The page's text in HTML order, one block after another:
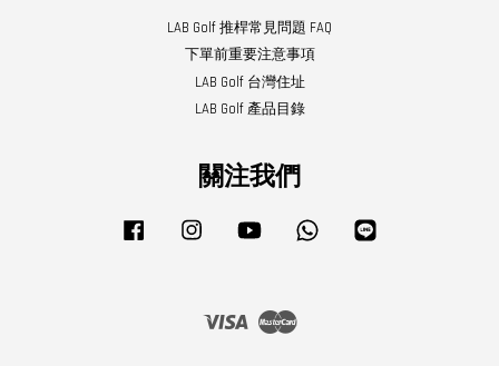
LAB Golf 推桿常見問題 FAQ
下單前重要注意事項
LAB Golf 台灣住址
LAB Golf 產品目錄
關注我們
Facebook Instagram YouTube Whatsapp
Visa Master